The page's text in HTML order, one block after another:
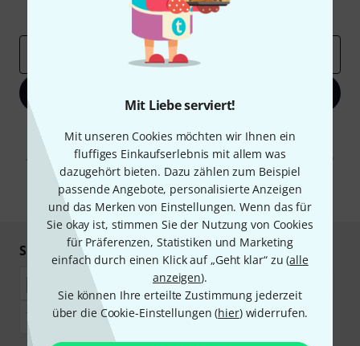
Mit Liebe serviert!
Mit unseren Cookies möchten wir Ihnen ein
fluffiges Einkaufserlebnis mit allem was
dazugehört bieten. Dazu zählen zum Beispiel
passende Angebote, personalisierte Anzeigen
und das Merken von Einstellungen. Wenn das für
Sie okay ist, stimmen Sie der Nutzung von Cookies
für Präferenzen, Statistiken und Marketing
einfach durch einen Klick auf „Geht klar“ zu (alle
anzeigen).
Sie können Ihre erteilte Zustimmung jederzeit
über die Cookie-Einstellungen (hier) widerrufen.
Inspirierende Beiträge
Deals
Mit Klick auf „Jetzt anmelden“ stimmen Sie dem Erhalt von E-Mail-
Werbung und einer Messung des E-Mail-Nutzungsverhaltens zu. Die
Abmeldung ist jederzeit möglich. Weitere Informationen finden Sie in
unserenDatenschutzhinweisen.
* Pflichtfeld
Sicher einkaufen & bezahlen